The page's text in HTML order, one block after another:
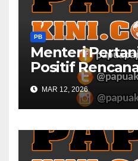
PB
Menteri
Positif
Sawah dan
Barat
MAR 12, 2026